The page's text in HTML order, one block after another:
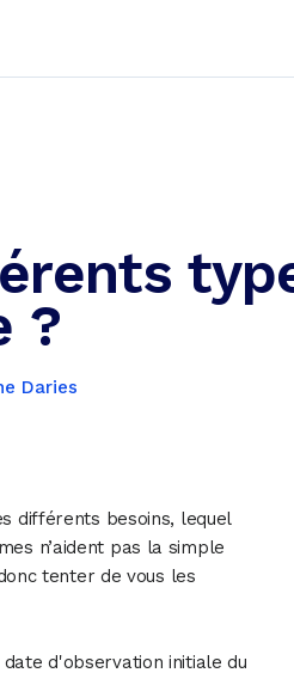
?
Daries
différents besoins, lequel
n’aident pas la simple
tenter de vous les
d'observation initiale du